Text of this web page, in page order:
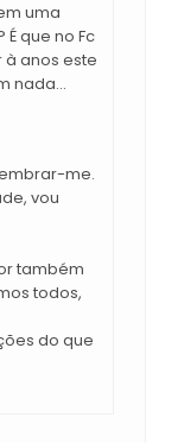
uma
que no Fc
anos este
nada...
me.
vou
também
todos,
do que